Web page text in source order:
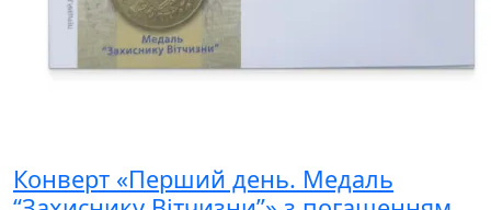
Конверт «Перший день. Медаль